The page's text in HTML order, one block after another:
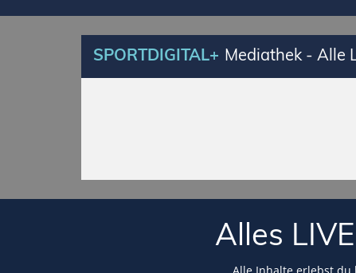
SPORTDIGITAL+ Mediathek - Alle
Alles